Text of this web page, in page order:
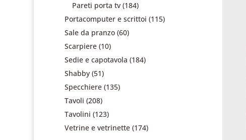
Pareti porta tv (184)
Portacomputer e scrittoi (115)
Sale da pranzo (60)
Scarpiere (10)
Sedie e capotavola (184)
Shabby (51)
Specchiere (135)
Tavoli (208)
Tavolini (123)
Vetrine e vetrinette (174)